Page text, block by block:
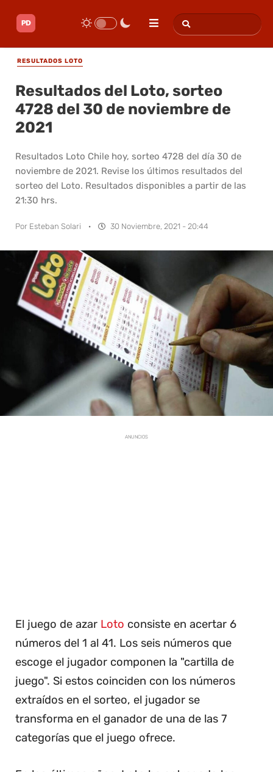
RESULTADOS LOTO
Resultados del Loto, sorteo
4728 del 30 de noviembre de
2021
Resultados Loto Chile hoy, sorteo 4728 del día 30 de
noviembre de 2021. Revise los últimos resultados del
sorteo del Loto. Resultados disponibles a partir de las
21:30 hrs.
Por Esteban Solari · 30 Noviembre, 2021 - 20:44
ANUNCIOS
El juego de azar Loto consiste en acertar 6
números del 1 al 41. Los seis números que
escoge el jugador componen la "cartilla de
juego". Si estos coinciden con los números
extraídos en el sorteo, el jugador se
transforma en el ganador de una de las 7
categorías que el juego ofrece.